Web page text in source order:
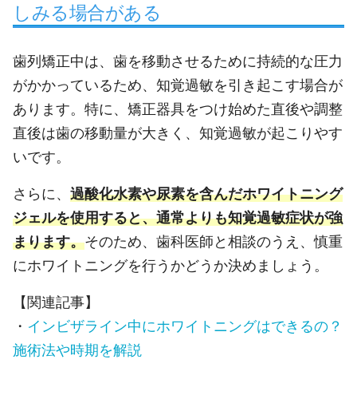
しみる場合がある
歯列矯正中は、歯を移動させるために持続的な圧力
がかかっているため、知覚過敏を引き起こす場合が
あります。特に、矯正器具をつけ始めた直後や調整
直後は歯の移動量が大きく、知覚過敏が起こりやす
いです。
さらに、 過酸化水素や尿素を含んだホワイトニング
ジェルを使用すると、通常よりも知覚過敏症状が強
まります。そのため、歯科医師と相談のうえ、慎重
にホワイトニングを行うかどうか決めましょう。
【関連記事】
・ インビザライン中にホワイトニングはできるの？
施術法や時期を解説